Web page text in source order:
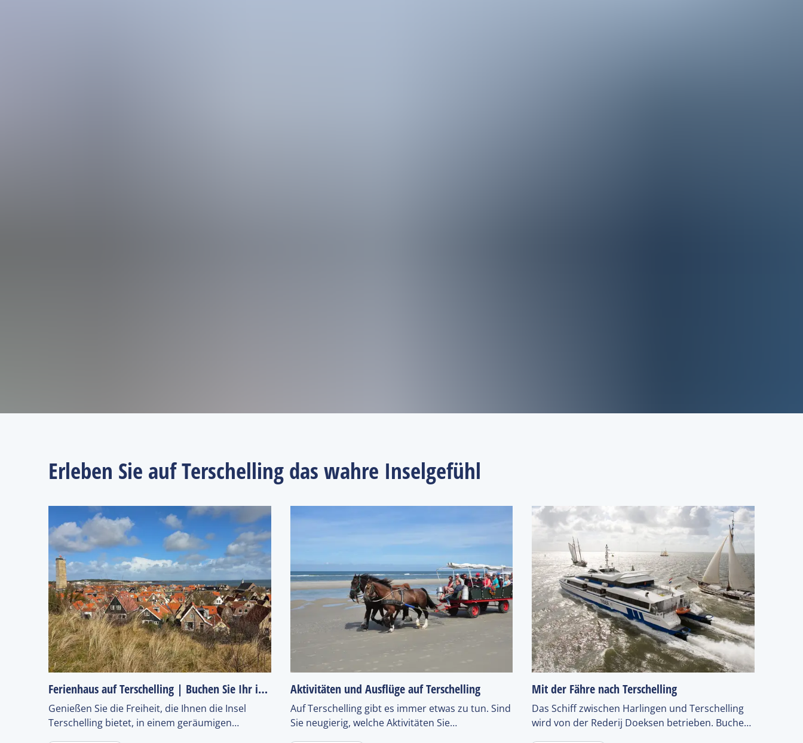
Erleben Sie auf Terschelling das wahre Inselgefühl
Ferienhaus auf Terschelling | Buchen Sie Ihr ideales Ferienhaus
Genießen Sie die Freiheit, die Ihnen die Insel
Terschelling bietet, in einem geräumigen
Aktivitäten und Ausflüge auf Terschelling
Auf Terschelling gibt es immer etwas zu tun. Sind
Sie neugierig, welche Aktivitäten Sie
Mit der Fähre nach Terschelling
Das Schiff zwischen Harlingen und Terschelling
wird von der Rederij Doeksen betrieben. Buchen